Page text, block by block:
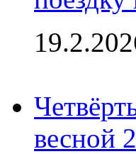
весной